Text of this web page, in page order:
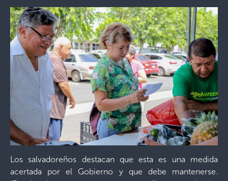
Los salvadoreños destacan que esta es una medida
acertada por el Gobierno y que debe mantenerse.